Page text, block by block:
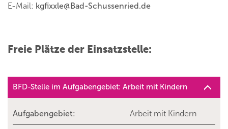
E-Mail: kgfixxle@Bad-Schussenried.de
Freie Plätze der Einsatzstelle:
BFD-Stelle im Aufgabengebiet: Arbeit mit Kindern
Aufgabengebiet: Arbeit mit Kindern